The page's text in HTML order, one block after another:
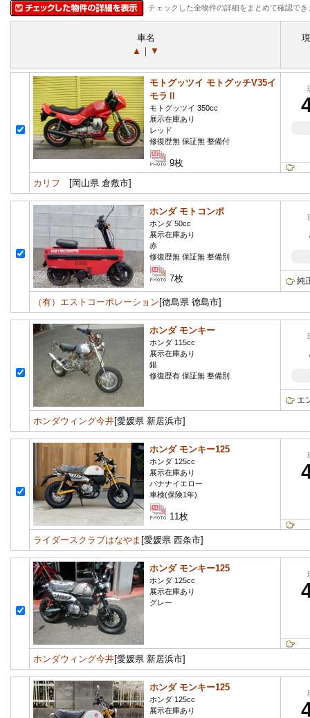
チェックした全物件の詳細をまとめて確認でき
車名
▲ ｜ ▼
モトグッツイ モトグッチV35イ
モラⅡ
モトグッツイ 350cc
展示在庫あり
レッド
修復歴無 保証無 整備付
9枚
カリフ [岡山県 倉敷市]
ホンダ モトコンポ
ホンダ 50cc
展示在庫あり
赤
修復歴無 保証無 整備別
7枚 純
（有）エストコーポレーション [徳島県 徳島市]
ホンダ モンキー
ホンダ 115cc
展示在庫あり
銀
修復歴有 保証無 整備別
エ
ホンダウィング今井[愛媛県 新居浜市]
ホンダ モンキー125
ホンダ 125cc
展示在庫あり
バナナイエロー
車検(保険1年)
11枚
ライダースクラブはなやま [愛媛県 西条市]
ホンダ モンキー125
ホンダ 125cc
展示在庫あり
グレー
ホンダウィング今井[愛媛県 新居浜市]
ホンダ モンキー125
ホンダ 125cc
展示在庫あり